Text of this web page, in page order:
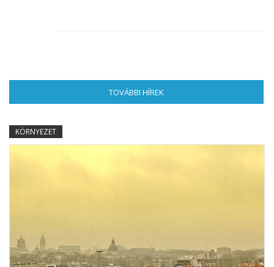
TOVÁBBI HÍREK
KÖRNYEZET